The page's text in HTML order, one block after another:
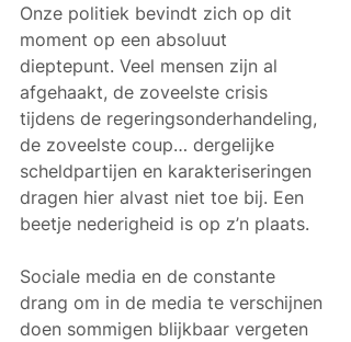
Onze politiek bevindt zich op dit
moment op een absoluut
dieptepunt. Veel mensen zijn al
afgehaakt, de zoveelste crisis
tijdens de regeringsonderhandeling,
de zoveelste coup… dergelijke
scheldpartijen en karakteriseringen
dragen hier alvast niet toe bij. Een
beetje nederigheid is op z’n plaats.
Sociale media en de constante
drang om in de media te verschijnen
doen sommigen blijkbaar vergeten